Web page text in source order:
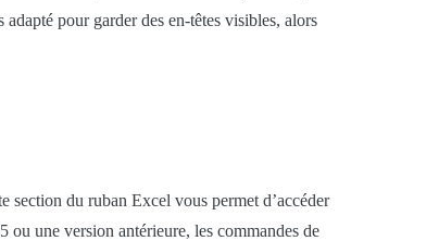
pour garder des en-têtes visibles, alors
section du ruban Excel vous permet d’accéder
une version antérieure, les commandes de